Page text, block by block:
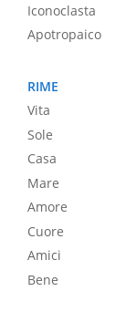
Iconoclasta
Apotropaico
RIME
Vita
Sole
Casa
Mare
Amore
Cuore
Amici
Bene